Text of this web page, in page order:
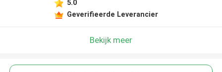
5.0
Geverifieerde Leverancier
Bekijk meer